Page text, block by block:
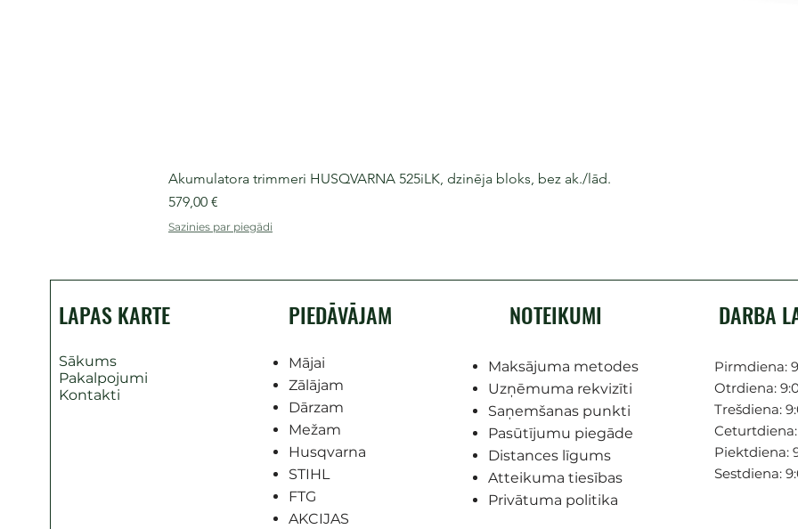
Akumulatora trimmeri HUSQVARNA 525iLK, dzinēja bloks, bez ak./lād.
Cena
579,00 €
Sazinies par piegādi
LAPAS KARTE
Sākums
Pakalpojumi
Kontakti
PIEDĀVĀJAM
Mājai
Zālājam
Dārzam
Mežam
Husqvarna
STIHL
FTG
AKCIJAS
NOTEIKUMI
Maksājuma metodes
Uzņēmuma rekvizīti
Saņemšanas punkti
Pasūtījumu piegāde
Distances līgums
Atteikuma tiesības
Privātuma politika
DARBA
Pirmdiena:
Otrdiena:
Trešdiena:
Ceturtdiena:
Piektdiena:
Sestdiena: